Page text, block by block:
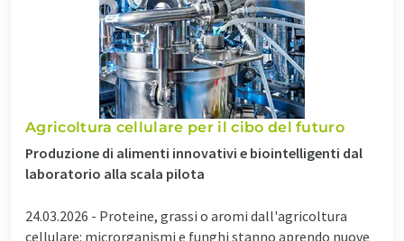
Agricoltura cellulare per il cibo del futuro
Produzione di alimenti innovativi e biointelligenti dal
laboratorio alla scala pilota
24.03.2026 - Proteine, grassi o aromi dall'agricoltura
cellulare: microrganismi e funghi stanno aprendo nuove